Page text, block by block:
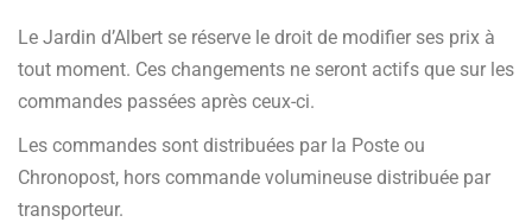
Le Jardin d’Albert se réserve le droit de modifier ses prix à
tout moment. Ces changements ne seront actifs que sur les
commandes passées après ceux-ci.
Les commandes sont distribuées par la Poste ou
Chronopost, hors commande volumineuse distribuée par
transporteur.